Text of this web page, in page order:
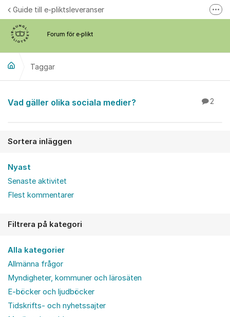
Hoppa till innehåll
Guide till e-pliktsleveranser
Taggar
Vad gäller olika sociala medier? 2
Sortera inläggen
Nyast
Senaste aktivitet
Flest kommentarer
Filtrera på kategori
Alla kategorier
Allmänna frågor
Myndigheter, kommuner och lärosäten
E-böcker och ljudböcker
Tidskrifts- och nyhetssajter